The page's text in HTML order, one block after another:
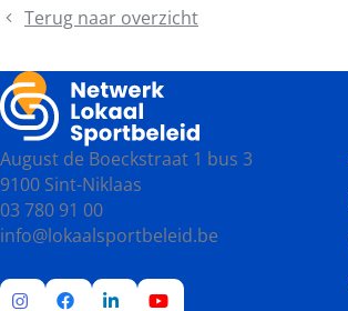
in
-
Kansen
en
uitdagingen
voor
lokale
besturen
Terug naar overzicht
August de Boeckstraat 1 bus 3
9100 Sint-Niklaas
03 780 91 00
info@lokaalsportbeleid.be